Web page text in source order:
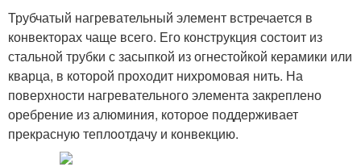
Трубчатый нагревательный элемент встречается в
конвекторах чаще всего. Его конструкция состоит из
стальной трубки с засыпкой из огнестойкой керамики или
кварца, в которой проходит нихромовая нить. На
поверхности нагревательного элемента закреплено
оребрение из алюминия, которое поддерживает
прекрасную теплоотдачу и конвекцию.